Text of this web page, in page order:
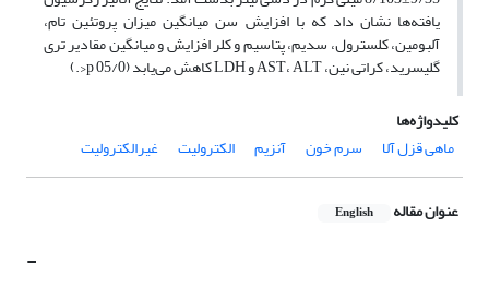
یافته‌ها نشان داد که با افزایش سن میانگین میزان پروتئین تام،
آلبومین، کلسترول، سدیم، پتاسیم و کلر افزایش و میانگین مقادیر تری
گلیسرید، کراتی نین، AST، ALT و LDH کاهش می‌یابد (05/0 p<‌.)‌
کلیدواژه‌ها
ماهی قزل آلا
سرم خون آنزیم الکترولیت غیرالکترولیت
عنوان مقاله English
-